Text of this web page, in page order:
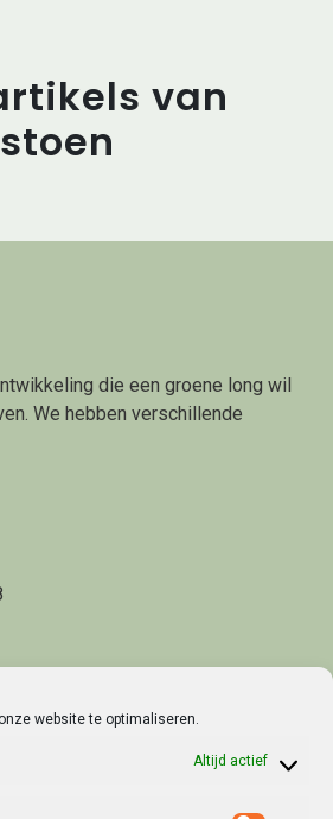
website te optimaliseren.
Altijd actief
van
die een groene long wil
We hebben verschillende